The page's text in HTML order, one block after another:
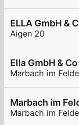
ELLA GmbH &
Aigen 20
Ella GmbH &
Marbach im
Marbach im
Marbach im